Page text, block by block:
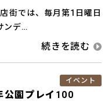
街では、毎月第1日曜日
ンデ…
イベント
公園プレイ100